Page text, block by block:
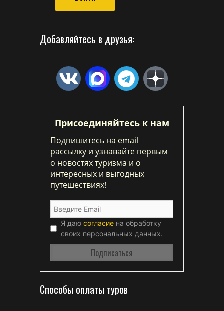
Добавляйтесь в друзья:
Присоединяйтесь к нам
Подпишитесь на email
рассылку и узнавайте первым
о новостях туризма и о
интересных и выгодных
путешествиях!
Я даю согласие на обработку
своих персональных данных.
Способы оплаты туров